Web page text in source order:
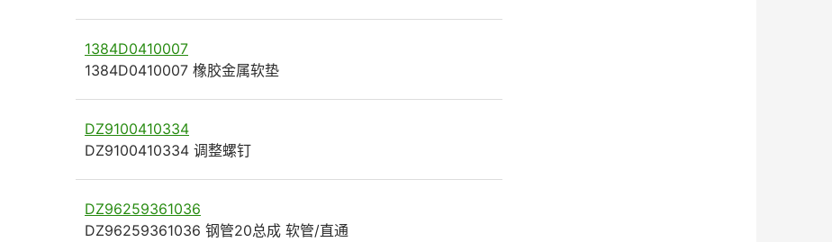
1384D0410007
1384D0410007 橡胶金属软垫
DZ9100410334
DZ9100410334 调整螺钉
DZ96259361036
DZ96259361036 钢管20总成 软管/直通